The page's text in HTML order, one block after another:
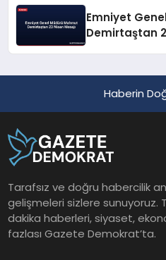
Emniyet
Demirtaştan
Haberin
Tarafsız ve doğru habercilik
gelişmeleri sizlere sunuyoruz.
dakika haberleri, siyaset,
fazlası Gazete Demokrat’ta.